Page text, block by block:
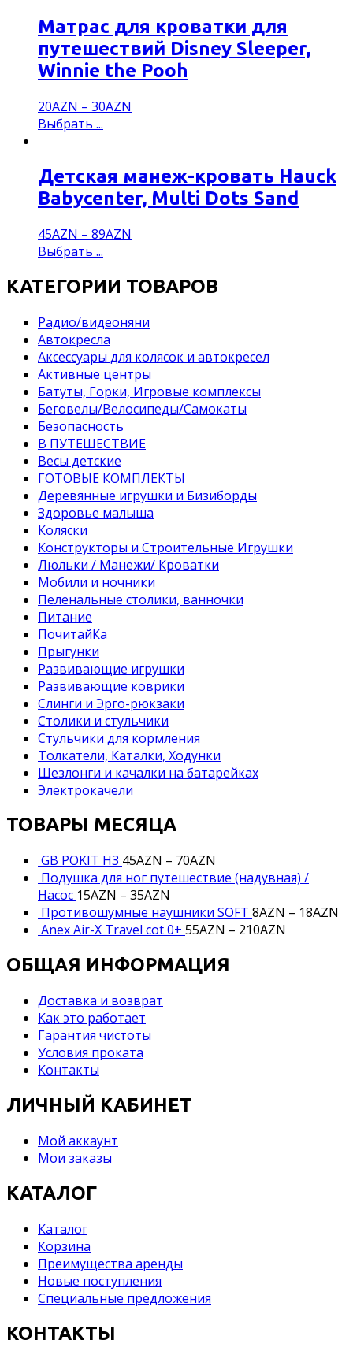
Матрас для кроватки для
путешествий Disney Sleeper,
Winnie the Pooh
20AZN – 30AZN
Выбрать ...
Детская манеж-кровать Hauck
Babycenter, Multi Dots Sand
45AZN – 89AZN
Выбрать ...
КАТЕГОРИИ ТОВАРОВ
Pадио/видеоняни
Автокресла
Аксессуары для колясок и автокресел
Активные центры
Батуты, Горки, Игровые комплексы
Беговелы/Велосипеды/Самокаты
Безопасность
В ПУТЕШЕСТВИЕ
Весы детские
ГОТОВЫЕ КОМПЛЕКТЫ
Деревянные игрушки и Бизиборды
Здоровье малыша
Коляски
Конструкторы и Строительные Игрушки
Люльки / Манежи/ Кроватки
Мобили и ночники
Пеленальные столики, ванночки
Питание
ПочитайКа
Прыгунки
Развивающие игрушки
Развивающие коврики
Слинги и Эрго-рюкзаки
Столики и стульчики
Стульчики для кормления
Толкатели, Каталки, Ходунки
Шезлонги и качалки на батарейках
Электрокачели
ТОВАРЫ МЕСЯЦА
GB POKIT H3 45AZN – 70AZN
Подушка для ног путешествие (надувная) /
Насос 15AZN – 35AZN
Противошумные наушники SOFT 8AZN – 18AZN
Anex Air-X Travel cot 0+ 55AZN – 210AZN
ОБЩАЯ ИНФОРМАЦИЯ
Доставка и возврат
Как это работает
Гарантия чистоты
Условия проката
Контакты
ЛИЧНЫЙ КАБИНЕТ
Мой аккаунт
Мои заказы
КАТАЛОГ
Каталог
Корзина
Преимущества аренды
Новые поступления
Специальные предложения
КОНТАКТЫ